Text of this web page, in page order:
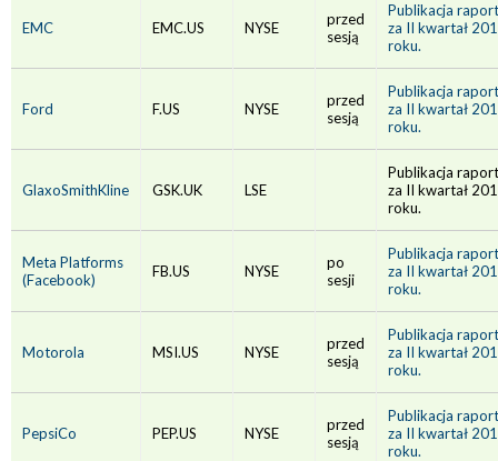
EMC EMC.US NYSE
przed
sesją
Publikacja
za II kwartał
roku.
Ford F.US NYSE
przed
sesją
Publikacja
za II kwartał
roku.
GlaxoSmithKline GSK.UK LSE
Publikacja
za II kwartał
roku.
Meta Platforms
(Facebook)
FB.US NYSE
po
sesji
Publikacja
za II kwartał
roku.
Motorola MSI.US NYSE
przed
sesją
Publikacja
za II kwartał
roku.
PepsiCo PEP.US NYSE
przed
sesją
Publikacja
za II kwartał
roku.